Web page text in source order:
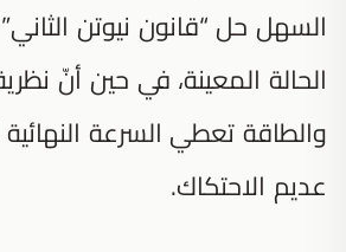
السهل حل “قانون نيوتن
الحالة المعينة، في حين أنّ
والطاقة تعطي السرعة
عديم الاحتكاك.